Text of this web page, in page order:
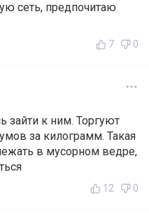
сеть, предпочитаю
7 0
зайти к ним. Торгуют
за килограмм. Такая
в мусорном ведре,
12 0